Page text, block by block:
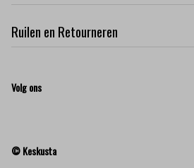
Ruilen en Retourneren
Volg ons
© Keskusta